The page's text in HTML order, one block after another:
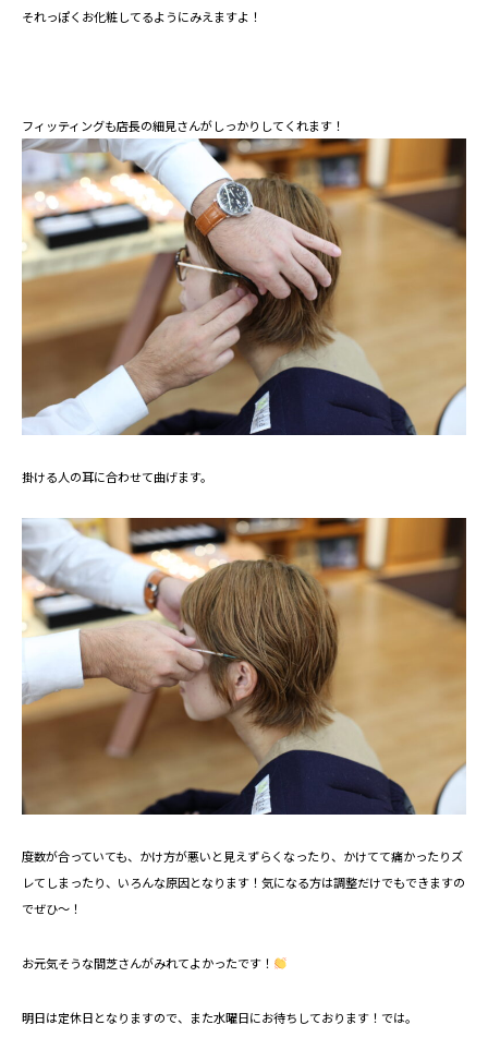
それっぽくお化粧してるようにみえますよ！
フィッティングも店長の細見さんがしっかりしてくれます！
掛ける人の耳に合わせて曲げます。
度数が合っていても、かけ方が悪いと見えずらくなったり、かけてて痛かったりズ
レてしまったり、いろんな原因となります！気になる方は調整だけでもできますの
でぜひ～！
お元気そうな間芝さんがみれてよかったです！
明日は定休日となりますので、また水曜日にお待ちしております！では。